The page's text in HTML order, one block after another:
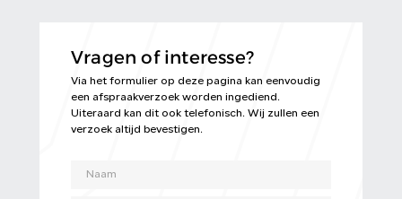
Vragen of interesse?
Via het formulier op deze pagina kan eenvoudig
een afspraakverzoek worden ingediend.
Uiteraard kan dit ook telefonisch. Wij zullen een
verzoek altijd bevestigen.